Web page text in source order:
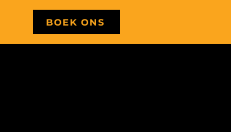
BOEK ONS